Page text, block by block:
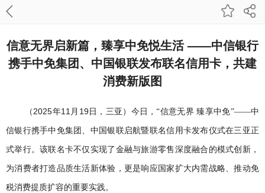
信意无界启新篇，臻享中免悦生活 ——中信银行
携手中免集团、中国银联发布联名信用卡，共建
消费新版图
（2025年11月 19日，三亚）今日，“信意无界 臻享中免”——中
信银行携手中免集团、中国银联启航暨联名信用卡发布仪式在三亚正
式举行。该联名卡不仅实现了金融与旅游零售深度融合的模式创新，
为消费者打造品质生活新体验，更是响应国家扩大内需战略、推动免
税消费提质扩容的重要实践。